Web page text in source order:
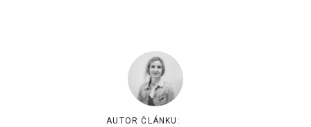
AUTOR ČLÁNKU: